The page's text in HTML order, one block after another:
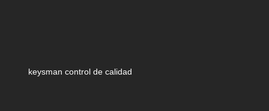
keysman control de calidad